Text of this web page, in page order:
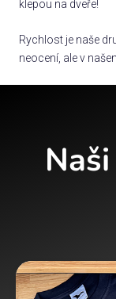
klepou na dveře!
Rychlost je naše
neocení, ale v